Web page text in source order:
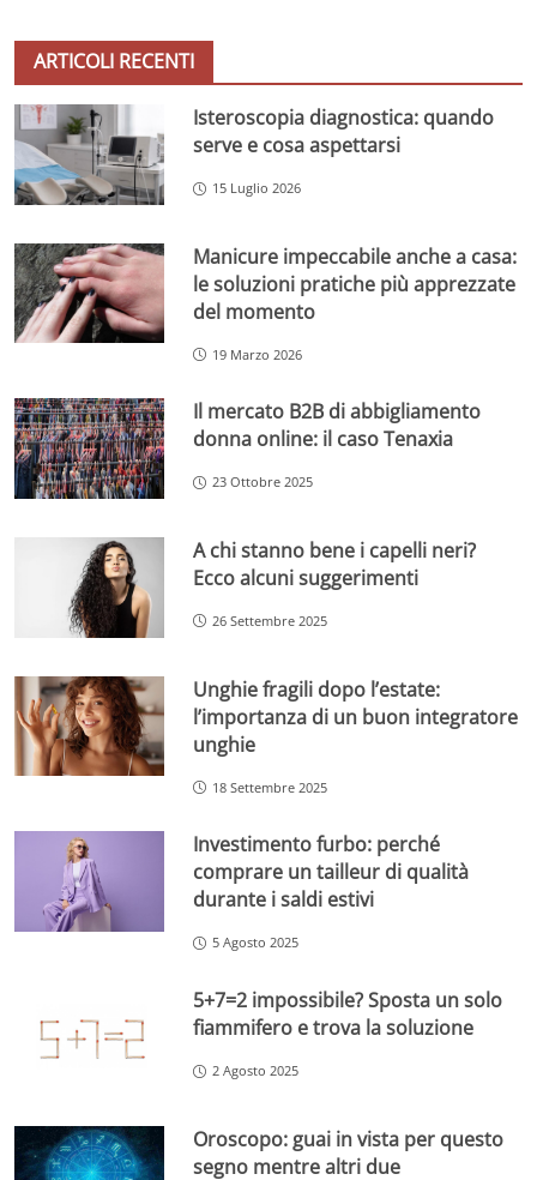
ARTICOLI RECENTI
Isteroscopia diagnostica: quando
serve e cosa aspettarsi
15 Luglio 2026
Manicure impeccabile anche a casa:
le soluzioni pratiche più apprezzate
del momento
19 Marzo 2026
Il mercato B2B di abbigliamento
donna online: il caso Tenaxia
23 Ottobre 2025
A chi stanno bene i capelli neri?
Ecco alcuni suggerimenti
26 Settembre 2025
Unghie fragili dopo l’estate:
l’importanza di un buon integratore
unghie
18 Settembre 2025
Investimento furbo: perché
comprare un tailleur di qualità
durante i saldi estivi
5 Agosto 2025
5+7=2 impossibile? Sposta un solo
fiammifero e trova la soluzione
2 Agosto 2025
Oroscopo: guai in vista per questo
segno mentre altri due